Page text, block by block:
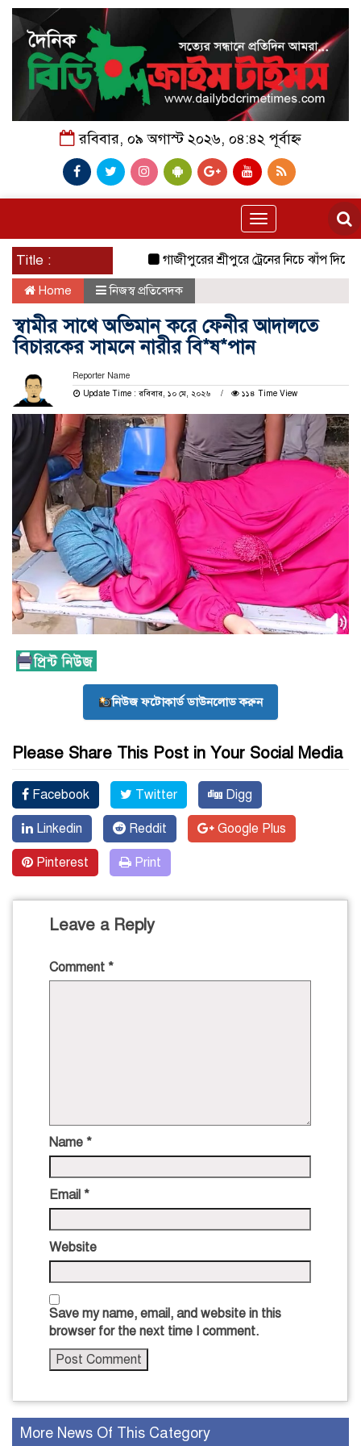
রবিবার, ০৯ অগাস্ট ২০২৬, ০৪:৪২ পূর্বাহ্ন
Toggle
navigation
Title : গাজীপুরের শ্রীপুরে ট্রেনের নিচে ঝাঁপ দিয়ে
Home নিজস্ব প্রতিবেদক
স্বামীর সাথে অভিমান করে ফেনীর আদালতে
বিচারকের সামনে নারীর বি*ষ*পান
Reporter Name
Update Time : রবিবার, ১০ মে, ২০২৬
১১৪ Time View
নিউজ ফটোকার্ড ডাউনলোড করুন
Please Share This Post in Your Social Media
Facebook Twitter Digg
Linkedin Reddit Google Plus
Pinterest Print
Leave a Reply
Comment *
Name *
Email *
Website
Save my name, email, and website in this
browser for the next time I comment.
More News Of This Category